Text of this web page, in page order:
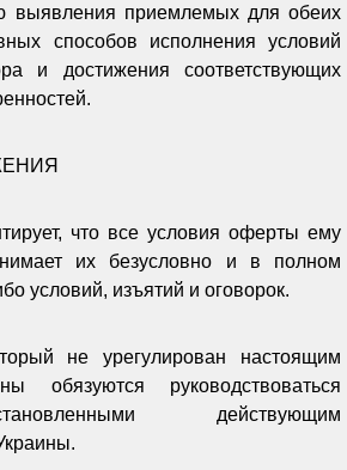
выявления приемлемых для обеих
способов исполнения условий
и достижения соответствующих
что все условия оферты ему
их безусловно и в полном
условий, изъятий и оговорок.
не урегулирован настоящим
обязуются руководствоваться
действующим